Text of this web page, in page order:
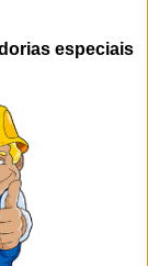
especiais